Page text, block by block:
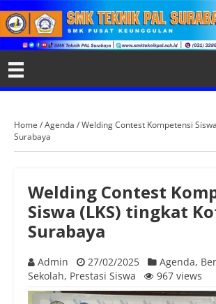
Home /Agenda /Welding Contest Kompetensi
Surabaya
Welding Contest
Siswa (LKS) tingkat
Surabaya
Admin 27/02/2025 Agenda,
Sekolah, Prestasi Siswa 967 views